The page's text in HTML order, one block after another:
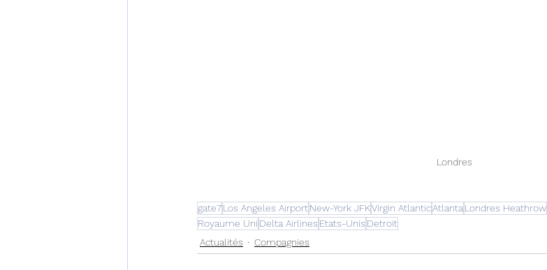
Londres
gate7Los Angeles AirportNew-York JFKVirgin AtlanticAtlanta Londres Heathrow
Royaume Uni Delta Airlines Etats-Unis Detroit
Actualités
Compagnies